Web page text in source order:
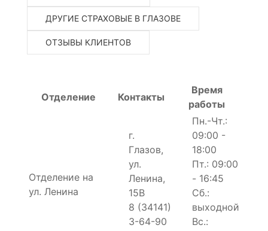
ДРУГИЕ СТРАХОВЫЕ В ГЛАЗОВЕ
ОТЗЫВЫ КЛИЕНТОВ
Отделение Контакты
Время
работы
Отделение на
ул. Ленина
г.
Глазов,
ул.
Ленина,
15В
8 (34141)
3-64-90
Пн.-Чт.:
09:00 -
18:00
Пт.: 09:00
- 16:45
Сб.:
выходной
Вс.: